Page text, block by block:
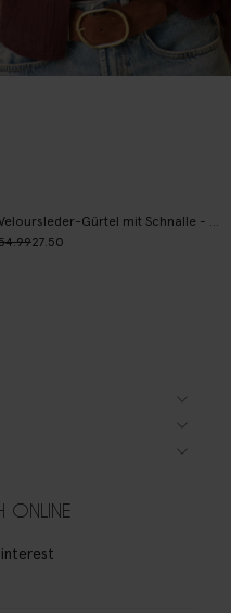
Veloursleder-Gürtel mit Schnalle - braun
27.50
ONLINE